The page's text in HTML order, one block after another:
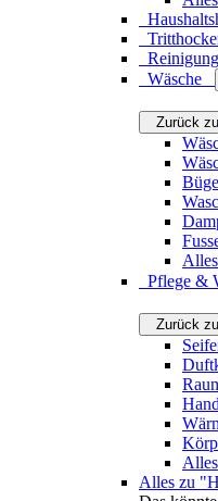
lesen
Ordnung
Outdoor
Zurück zu
Zurück
Zurück